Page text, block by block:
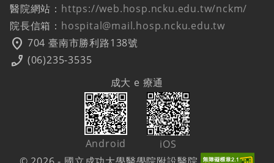
醫院網站： https://web.hosp.ncku.edu.tw/nckm/
院長信箱： hospital@mail.hosp.ncku.edu.tw
location_on 704 臺南市勝利路138號
phone_enabled (06)235-3535
成大 e 療通
Android
iOS